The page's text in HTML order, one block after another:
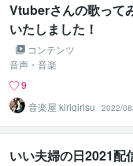
Vtuberさんの歌って
いたしました！
コンテンツ
音声・音楽
9
音楽屋 kirigirisu
2022/
いい夫婦の日2021配